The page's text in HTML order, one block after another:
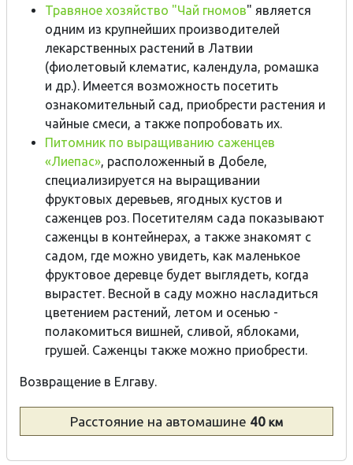
Травяное хозяйство "Чай гномов" является
одним из крупнейших производителей
лекарственных растений в Латвии
(фиолетовый клематис, календула, ромашка
и др.). Имеется возможность посетить
ознакомительный сад, приобрести растения и
чайные смеси, а также попробовать их.
Питомник по выращиванию саженцев
«Лиепас», расположенный в Добеле,
специализируется на выращивании
фруктовых деревьев, ягодных кустов и
саженцев роз. Посетителям сада показывают
саженцы в контейнерах, а также знакомят с
садом, где можно увидеть, как маленькое
фруктовое деревце будет выглядеть, когда
вырастет. Весной в саду можно насладиться
цветением растений, летом и осенью -
полакомиться вишней, сливой, яблоками,
грушей. Саженцы также можно приобрести.
Возвращение в Елгаву.
Расстояние на автомашине 40 км